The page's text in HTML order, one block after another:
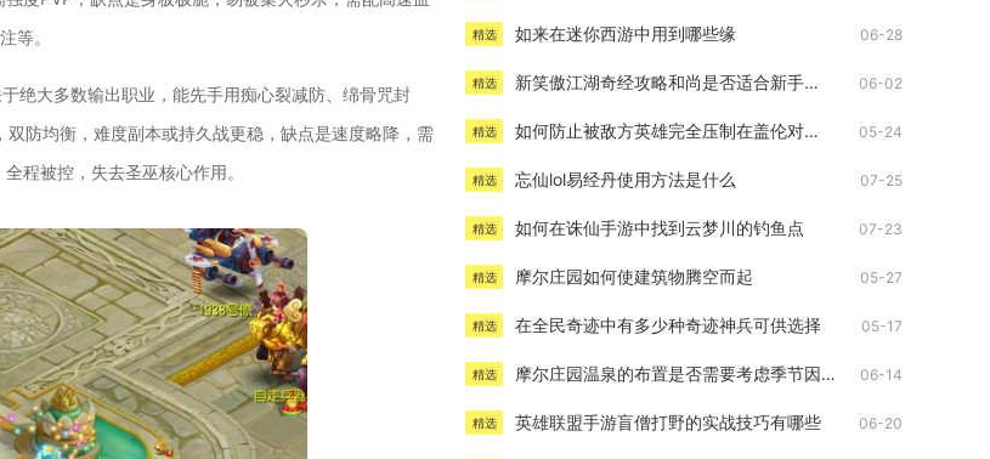
等。
绝大多数输出职业，能先手用痴心裂减防、绵骨咒封
防均衡，难度副本或持久战更稳，缺点是速度略降，需
程被控，失去圣巫核心作用。
精选 如来在迷你西游中用到哪些缘 06-28
精选 新笑傲江湖奇经攻略和尚是否适合新手玩家 06-02
精选 如何防止被敌方英雄完全压制在盖伦对线上 05-24
精选 忘仙lol易经丹使用方法是什么 07-25
精选 如何在诛仙手游中找到云梦川的钓鱼点 07-23
精选 摩尔庄园如何使建筑物腾空而起 05-27
精选 在全民奇迹中有多少种奇迹神兵可供选择 05-17
精选 摩尔庄园温泉的布置是否需要考虑季节因素 06-14
精选 英雄联盟手游盲僧打野的实战技巧有哪些 06-20